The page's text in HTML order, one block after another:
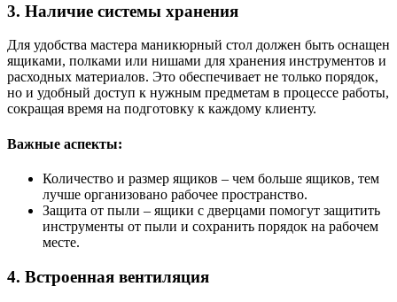
3. Наличие системы хранения
Для удобства мастера маникюрный стол должен быть оснащен
ящиками, полками или нишами для хранения инструментов и
расходных материалов. Это обеспечивает не только порядок,
но и удобный доступ к нужным предметам в процессе работы,
сокращая время на подготовку к каждому клиенту.
Важные аспекты:
Количество и размер ящиков – чем больше ящиков, тем
лучше организовано рабочее пространство.
Защита от пыли – ящики с дверцами помогут защитить
инструменты от пыли и сохранить порядок на рабочем
месте.
4. Встроенная вентиляция